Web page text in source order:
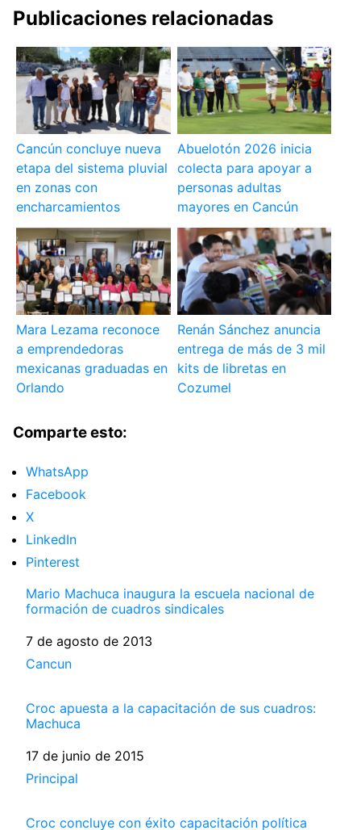
Publicaciones relacionadas
Cancún concluye nueva
etapa del sistema pluvial
en zonas con
encharcamientos
Abuelotón 2026 inicia
colecta para apoyar a
personas adultas
mayores en Cancún
Mara Lezama reconoce
a emprendedoras
mexicanas graduadas en
Orlando
Renán Sánchez anuncia
entrega de más de 3 mil
kits de libretas en
Cozumel
Comparte esto:
WhatsApp
Facebook
X
LinkedIn
Pinterest
Mario Machuca inaugura la escuela nacional de
formación de cuadros sindicales
Fecha
7 de agosto de 2013
Respecto a
Cancun
Croc apuesta a la capacitación de sus cuadros:
Machuca
Fecha
17 de junio de 2015
Respecto a
Principal
Croc concluye con éxito capacitación política